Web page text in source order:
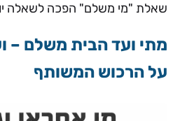
שאלת "מי משלם" הפכה לשאלה
מתי ועד הבית משלם –
על הרכוש המשותף